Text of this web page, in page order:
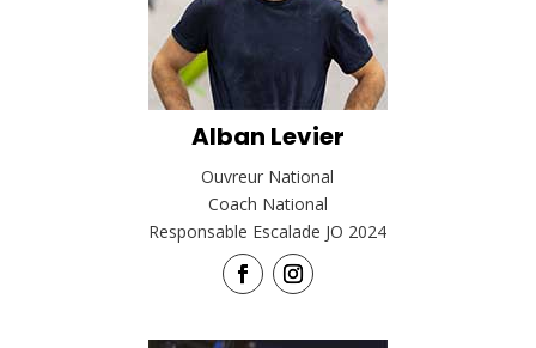
Alban Levier
Ouvreur National
Coach National
Responsable Escalade JO 2024